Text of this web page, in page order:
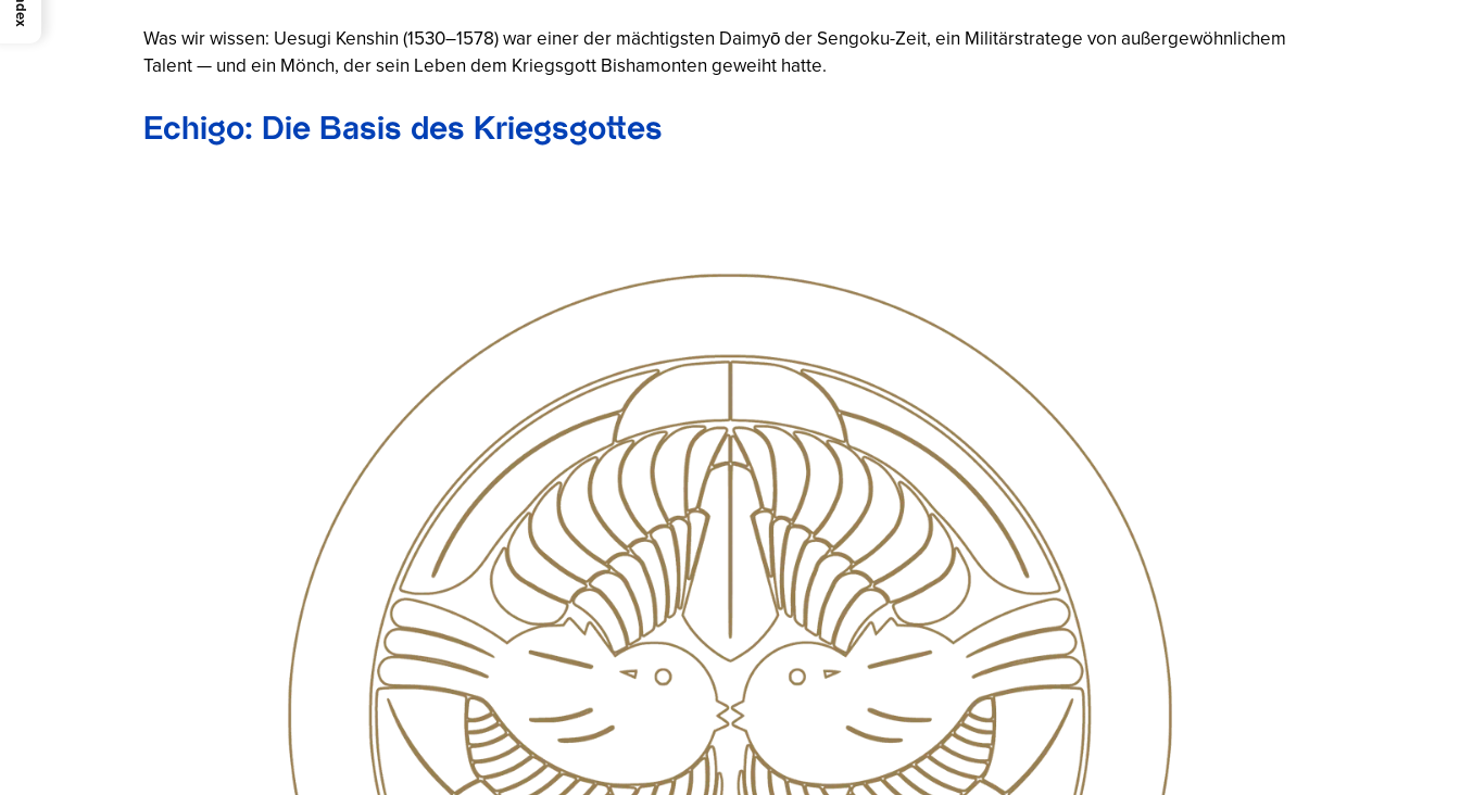
Was wir wissen: Uesugi Kenshin (1530–1578) war einer der mächtigsten Daimyō der Sengoku-Zeit, ein Militärstratege von außergewöhnlichem
Talent — und ein Mönch, der sein Leben dem Kriegsgott Bishamonten geweiht hatte.
Echigo: Die Basis des Kriegsgottes
Index